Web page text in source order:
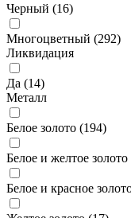
Черный (16)
Многоцветный (292)
Ликвидация
Да (14)
Металл
Белое золото (194)
Белое и желтое золото
Белое и красное